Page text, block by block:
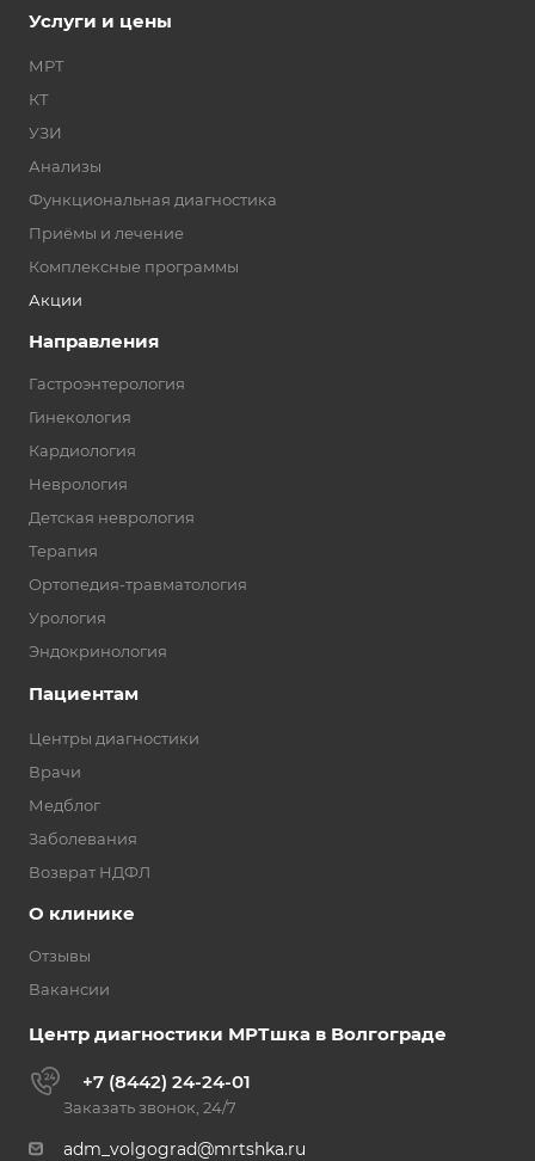
Услуги и цены
МРТ
КТ
УЗИ
Анализы
Функциональная диагностика
Приёмы и лечение
Комплексные программы
Акции
Направления
Гастроэнтерология
Гинекология
Кардиология
Неврология
Детская неврология
Терапия
Ортопедия-травматология
Урология
Эндокринология
Пациентам
Центры диагностики
Врачи
Медблог
Заболевания
Возврат НДФЛ
О клинике
Отзывы
Вакансии
Центр диагностики МРТшка в Волгограде
+7 (8442) 24-24-01
Заказать звонок, 24/7
adm_volgograd@mrtshka.ru